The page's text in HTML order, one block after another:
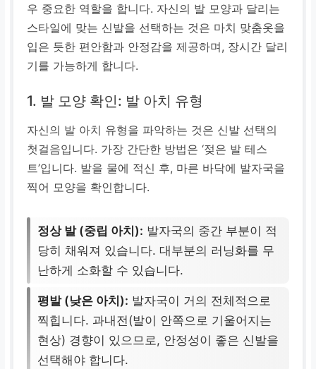
우 중요한 역할을 합니다. 자신의 발 모양과 달리는
스타일에 맞는 신발을 선택하는 것은 마치 맞춤옷을
입은 듯한 편안함과 안정감을 제공하며, 장시간 달리
기를 가능하게 합니다.
1. 발 모양 확인: 발 아치 유형
자신의 발 아치 유형을 파악하는 것은 신발 선택의
첫걸음입니다. 가장 간단한 방법은 ‘젖은 발 테스
트’입니다. 발을 물에 적신 후, 마른 바닥에 발자국을
찍어 모양을 확인합니다.
정상 발 (중립 아치): 발자국의 중간 부분이 적
당히 채워져 있습니다. 대부분의 러닝화를 무
난하게 소화할 수 있습니다.
평발 (낮은 아치): 발자국이 거의 전체적으로
찍힙니다. 과내전(발이 안쪽으로 기울어지는
현상) 경향이 있으므로, 안정성이 좋은 신발을
선택해야 합니다.